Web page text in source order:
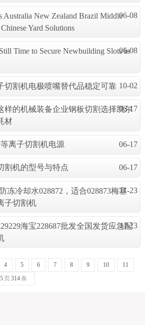
Australia New Zealand Brazil Middle
Yard Solutions
06-08
Time to Secure Newbuilding Slots in
06-08
切割机电极喷嘴替代品稳定可靠 10-02
样的机械装备企业钢板切割选择凯尔
材
06-17
离子切割机电源 06-17
割机的型号与特点 06-17
冻冷却水028872，适合028873梅塞
子切割机
11-23
海宝228687批发全国发货应急配
11-23
4 5 6 7 8 9 10
11
页314条